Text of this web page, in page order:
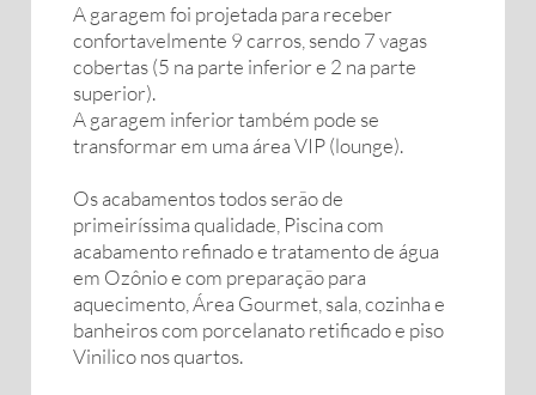
A garagem foi projetada para receber
confortavelmente 9 carros, sendo 7 vagas
cobertas (5 na parte inferior e 2 na parte
superior).
A garagem inferior também pode se
transformar em uma área VIP (lounge).
Os acabamentos todos serão de
primeiríssima qualidade, Piscina com
acabamento refinado e tratamento de água
em Ozônio e com preparação para
aquecimento, Área Gourmet, sala, cozinha e
banheiros com porcelanato retificado e piso
Vinilico nos quartos.